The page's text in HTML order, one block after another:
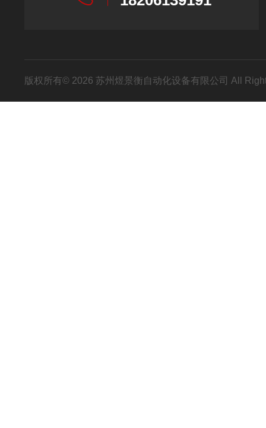
版权所有© 2026 苏州煜景衡自动化设备有限公司 All